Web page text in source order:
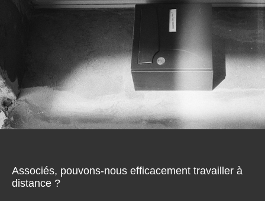
Associés, pouvons-nous efficacement travailler à
distance ?